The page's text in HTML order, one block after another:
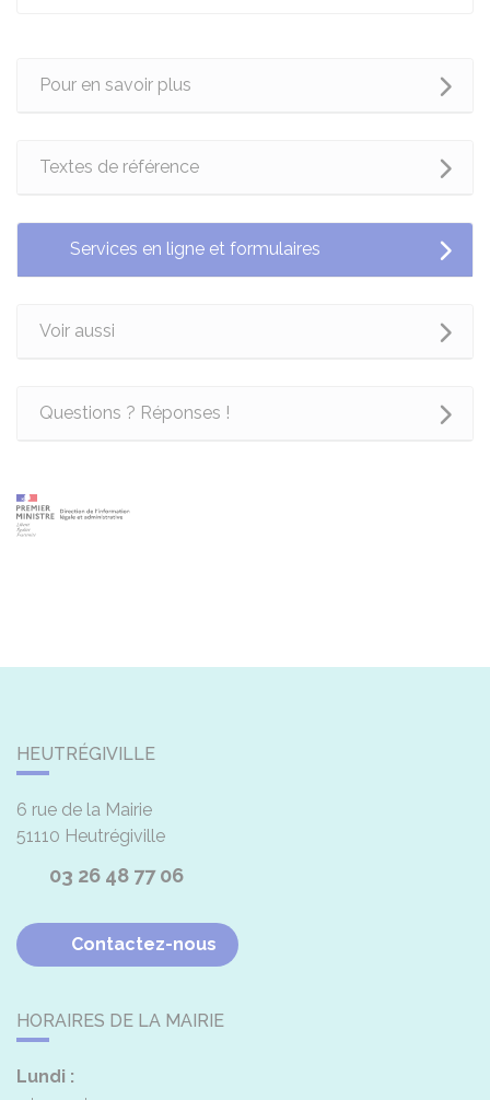
Pour en savoir plus
Textes de référence
Services en ligne et formulaires
Voir aussi
Questions ? Réponses !
HEUTRÉGIVILLE
6 rue de la Mairie
51110 Heutrégiville
03 26 48 77 06
Contactez-nous
HORAIRES DE LA MAIRIE
Lundi :